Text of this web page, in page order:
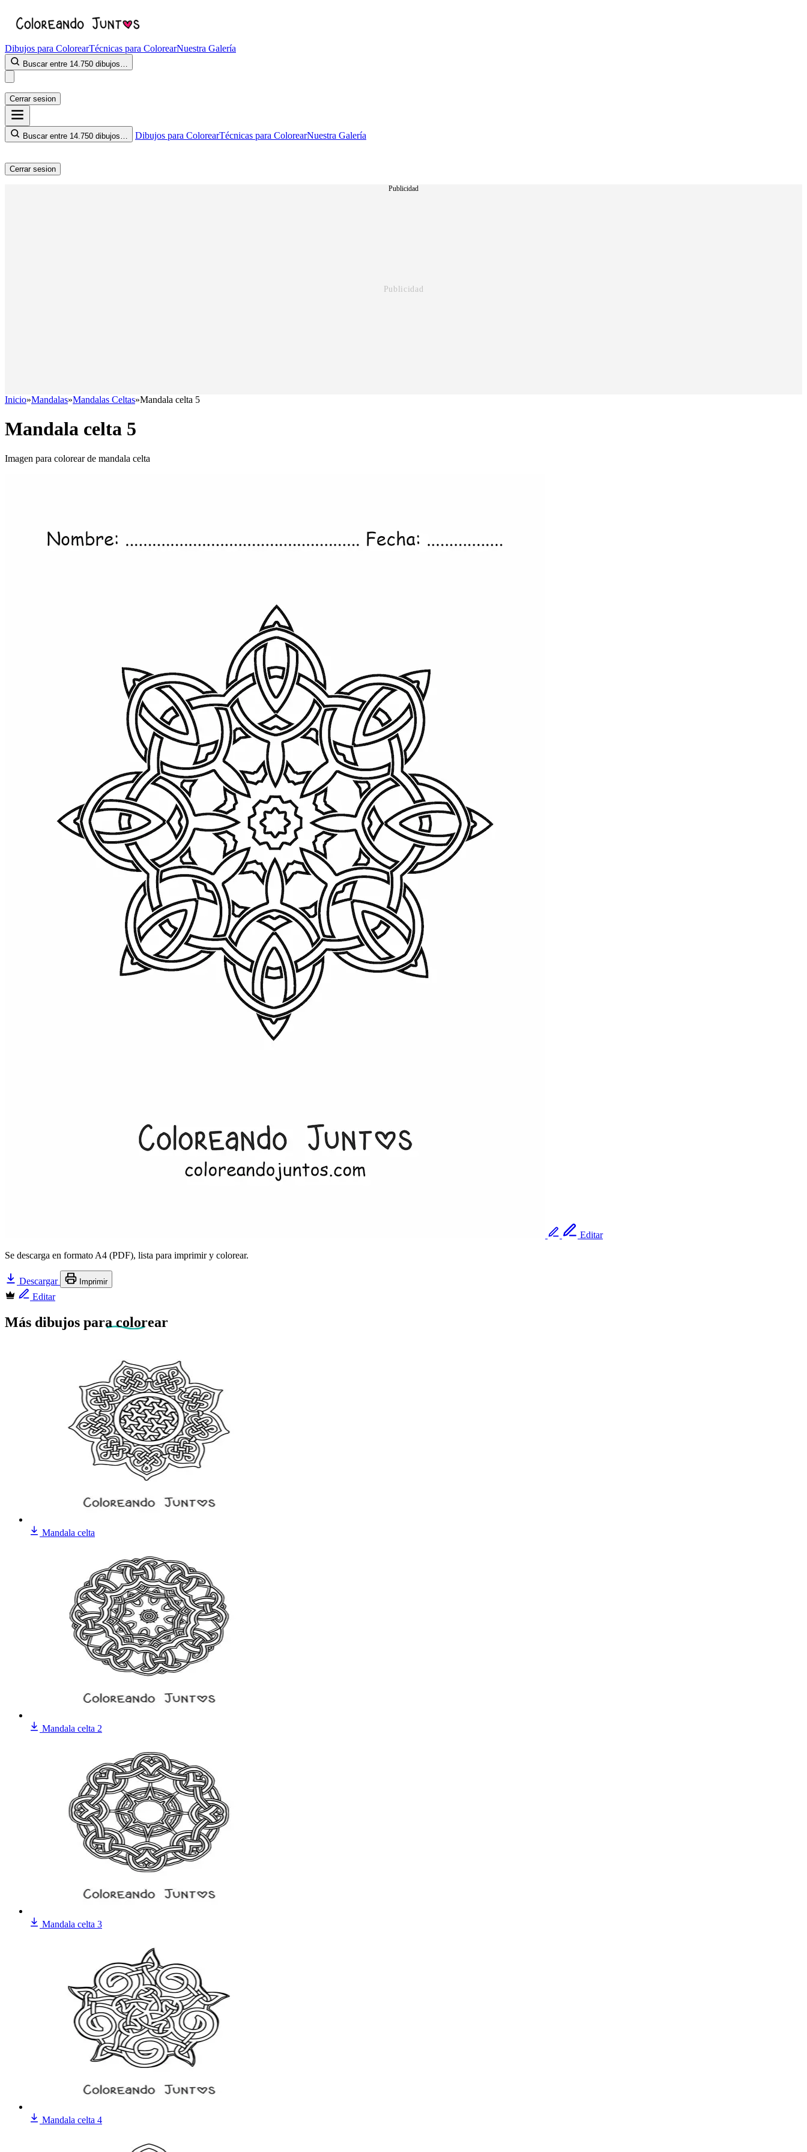
Dibujos para ColorearTécnicas para ColorearNuestra Galería
Buscar entre 14.750 dibujos…
Cerrar sesion
Buscar entre 14.750 dibujos… Dibujos para ColorearTécnicas para ColorearNuestra Galería
Cerrar sesion
Publicidad
Inicio»Mandalas»Mandalas Celtas»Mandala celta 5
Mandala celta 5
Imagen para colorear de mandala celta
Editar
Se descarga en formato A4 (PDF), lista para imprimir y colorear.
Descargar Imprimir
Editar
Más dibujos para colorear
Mandala celta
Mandala celta 2
Mandala celta 3
Mandala celta 4